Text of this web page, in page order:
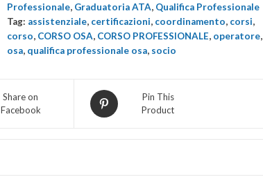
comunicazione
delle
persone
con
quantità
Professionale, Graduatoria ATA, Qualifica Professionale
Tag: assistenziale, certificazioni, coordinamento, corsi,
corso, CORSO OSA, CORSO PROFESSIONALE, operatore,
osa, qualifica professionale osa, socio
Share on
Facebook
Pin This
Product